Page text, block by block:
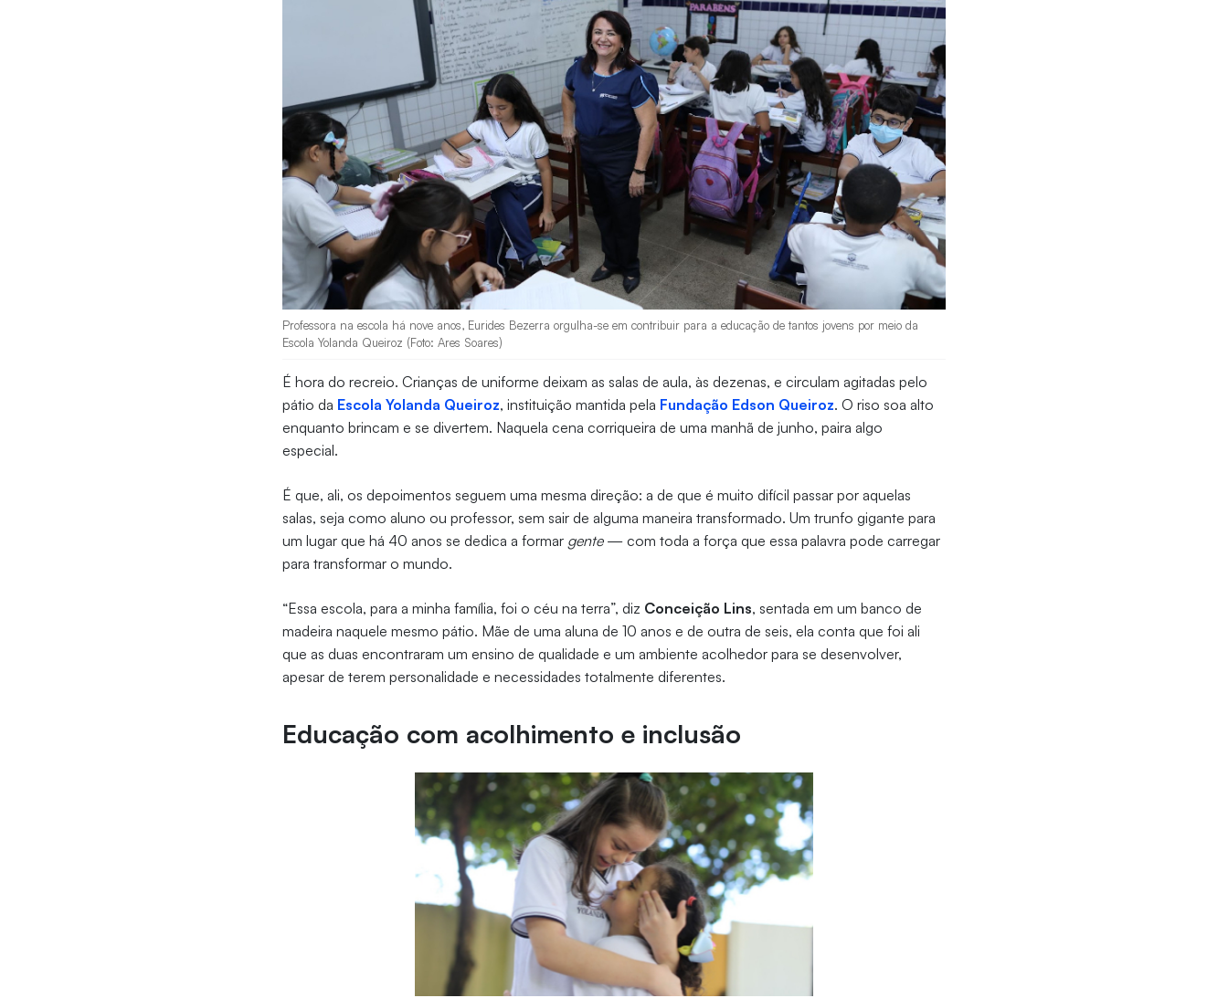
Professora na escola há nove anos, Eurides Bezerra orgulha-se em contribuir para a educação de tantos jovens por meio da
Escola Yolanda Queiroz (Foto: Ares Soares)
É hora do recreio. Crianças de uniforme deixam as salas de aula, às dezenas, e circulam agitadas pelo
pátio da Escola Yolanda Queiroz, instituição mantida pela Fundação Edson Queiroz. O riso soa alto
enquanto brincam e se divertem. Naquela cena corriqueira de uma manhã de junho, paira algo
especial.
É que, ali, os depoimentos seguem uma mesma direção: a de que é muito difícil passar por aquelas
salas, seja como aluno ou professor, sem sair de alguma maneira transformado. Um trunfo gigante para
um lugar que há 40 anos se dedica a formar gente— com toda a força que essa palavra pode carregar
para transformar o mundo.
“Essa escola, para a minha família, foi o céu na terra”, diz Conceição Lins, sentada em um banco de
madeira naquele mesmo pátio. Mãe de uma aluna de 10 anos e de outra de seis, ela conta que foi ali
que as duas encontraram um ensino de qualidade e um ambiente acolhedor para se desenvolver,
apesar de terem personalidade e necessidades totalmente diferentes.
Educação com acolhimento e inclusão